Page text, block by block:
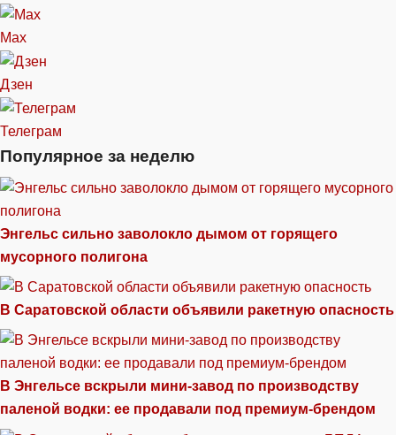
Max
Дзен
Телеграм
Популярное за неделю
Энгельс сильно заволокло дымом от горящего
мусорного полигона
В Саратовской области объявили ракетную опасность
В Энгельсе вскрыли мини-завод по производству
паленой водки: ее продавали под премиум-брендом